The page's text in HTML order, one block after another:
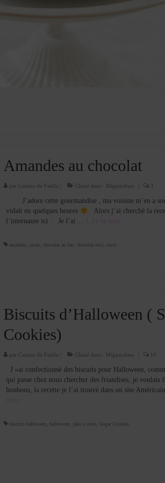
Amandes au chocolat
par Cuisine de Fadila Classé dans : Mignardises 3
J’adore cette gourmandise , ma voisine m’en a
vidait en quelques heures
Alors j’ai cherché la
l’internaute ici . Je l’ai …
amandes, cacao , chocolat au lait, chocolat noir, sucre
Biscuits d’Halloween (
Cookies)
par Cuisine de Fadila Classé dans : Mignardises 10
J »ai confectionné des biscuits pour Halloween,
qui passe chez nous chercher des friandises, je voulais
bonbons, la recette je l’ai trouvé dans un site
biscuits halloween, halloween, pâte à sucre, Sugar Cookies